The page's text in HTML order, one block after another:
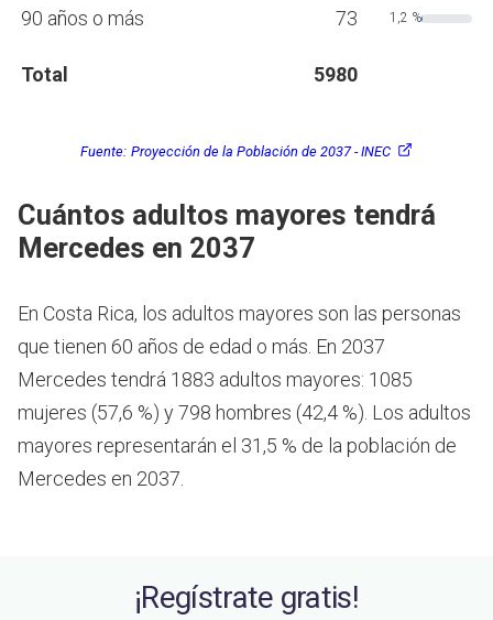
90 años o más 73 1,2 %
Total 5980
Fuente: Proyección de la Población de 2037 - INEC
Cuántos adultos mayores tendrá
Mercedes en 2037
En Costa Rica, los adultos mayores son las personas
que tienen 60 años de edad o más. En 2037
Mercedes tendrá 1883 adultos mayores: 1085
mujeres (57,6 %) y 798 hombres (42,4 %). Los adultos
mayores representarán el 31,5 % de la población de
Mercedes en 2037.
¡Regístrate gratis!